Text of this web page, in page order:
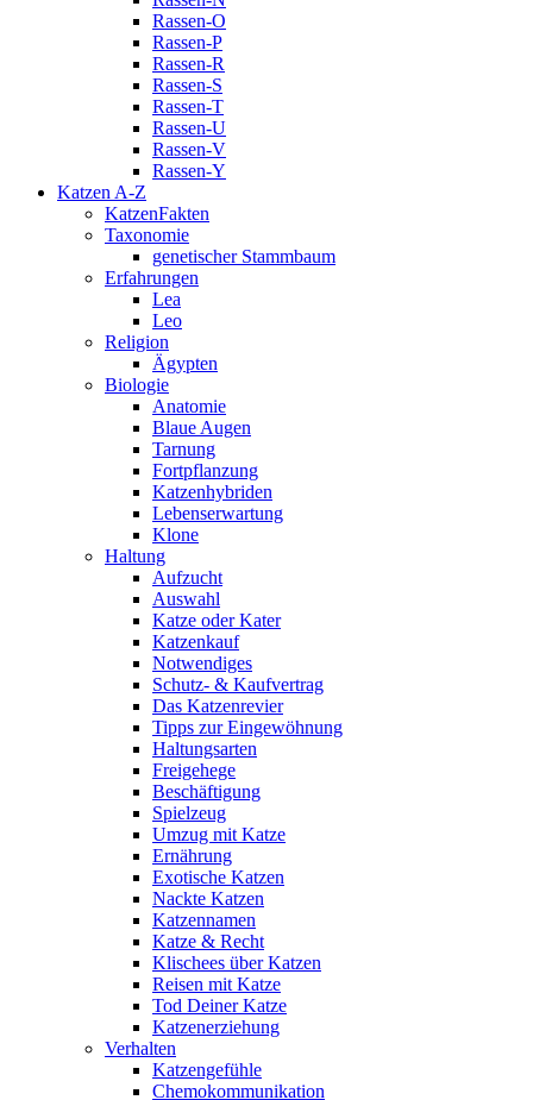
Rassen-O
Rassen-P
Rassen-R
Rassen-S
Rassen-T
Rassen-U
Rassen-V
Rassen-Y
Katzen A-Z
KatzenFakten
Taxonomie
genetischer Stammbaum
Erfahrungen
Lea
Leo
Religion
Ägypten
Biologie
Anatomie
Blaue Augen
Tarnung
Fortpflanzung
Katzenhybriden
Lebenserwartung
Klone
Haltung
Aufzucht
Auswahl
Katze oder Kater
Katzenkauf
Notwendiges
Schutz- & Kaufvertrag
Das Katzenrevier
Tipps zur Eingewöhnung
Haltungsarten
Freigehege
Beschäftigung
Spielzeug
Umzug mit Katze
Ernährung
Exotische Katzen
Nackte Katzen
Katzennamen
Katze & Recht
Klischees über Katzen
Reisen mit Katze
Tod Deiner Katze
Katzenerziehung
Verhalten
Katzengefühle
Chemokommunikation